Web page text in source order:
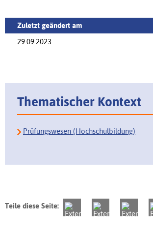
Zuletzt geändert am
29.09.2023
Thematischer Kontext
Prüfungswesen (Hochschulbildung)
Teile diese Seite: